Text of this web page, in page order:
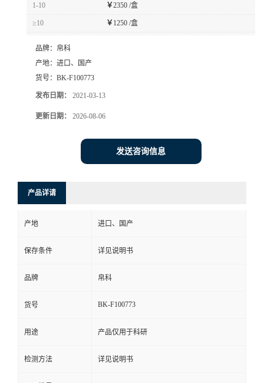
1-10 ￥2350 /盒
≥10 ￥ 1250 /盒
品牌： 帛科
产地： 进口、国产
货号： BK-F100773
发布日期： 2021-03-13
更新日期： 2026-08-06
发送咨询信息
产品详请
产地 进口、国产
保存条件 详见说明书
品牌 帛科
货号 BK-F100773
用途 产品仅用于科研
检测方法 详见说明书